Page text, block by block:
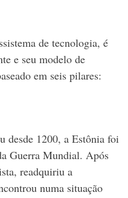
de tecnologia, é
e seu modelo de
em seis pilares:
desde 1200, a Estônia foi
Guerra Mundial. Após
readquiriu a
numa situação